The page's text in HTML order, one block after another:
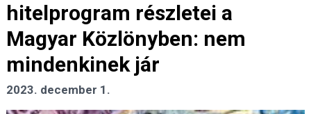
hitelprogram részletei a
Magyar Közlönyben: nem
mindenkinek jár
2023. december 1.